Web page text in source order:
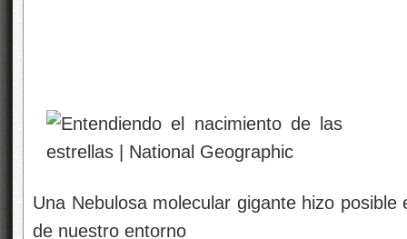
Una Nebulosa molecular gigante hizo
de nuestro entorno